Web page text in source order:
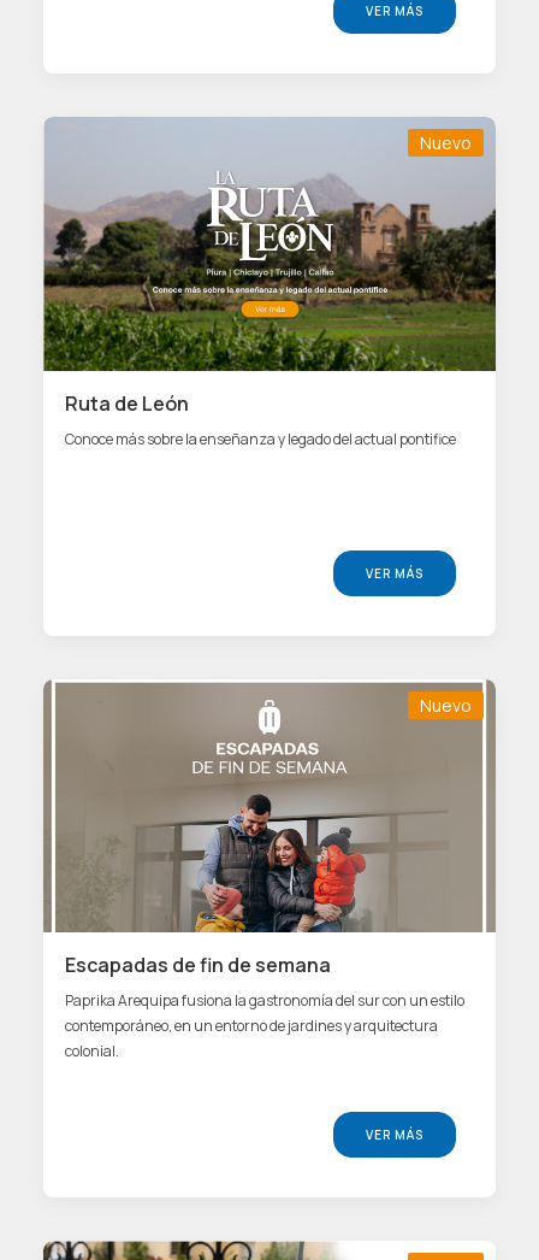
VER MÁS
Nuevo
Ruta de León
Conoce más sobre la enseñanza y legado del actual pontifice
VER MÁS
Nuevo
Escapadas de fin de semana
Paprika Arequipa fusiona la gastronomía del sur con un estilo
contemporáneo, en un entorno de jardines y arquitectura
colonial.
VER MÁS